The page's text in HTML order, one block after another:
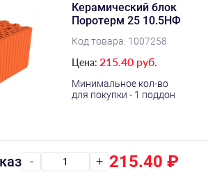
Керамический блок
Поротерм 25 10.5НФ
Код товара: 1007258
Цена: 215.40 руб.
Минимальное кол-во
для покупки - 1 поддон
- + 215.40 ₽